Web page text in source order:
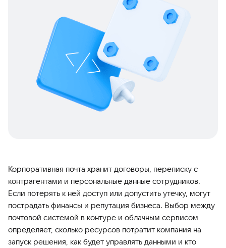
Корпоративная почта хранит договоры, переписку с
контрагентами и персональные данные сотрудников.
Если потерять к ней доступ или допустить утечку, могут
пострадать финансы и репутация бизнеса. Выбор между
почтовой системой в контуре и облачным сервисом
определяет, сколько ресурсов потратит компания на
запуск решения, как будет управлять данными и кто